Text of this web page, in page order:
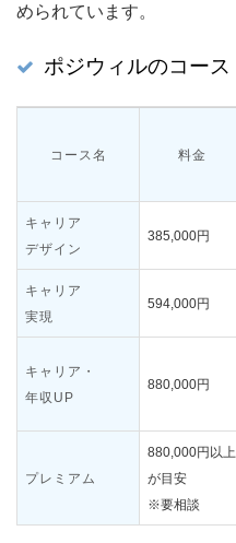
められています。
ポジウィルのコース
コース名 料金
キャリア
デザイン
385,000円
キャリア
実現
594,000円
キャリア・
年収UP
880,000円
プレミアム
880,000円以上
が目安
※要相談